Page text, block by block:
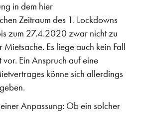
in dem hier
Zeitraum des 1. Lockdowns
zum 27.4.2020 zwar nicht zu
Es liege auch kein Fall
Ein Anspruch auf eine
könne sich allerdings
Anpassung: Ob ein solcher